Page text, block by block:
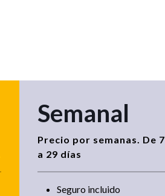
Semanal
Precio por semanas. De 7
a 29 días
Seguro incluido